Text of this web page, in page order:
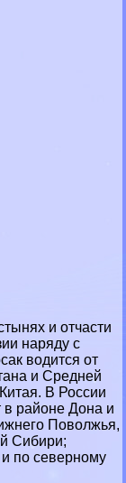
и отчасти
наряду с
водится от
и Средней
В России
в районе Дона и
Поволжья,
Сибири;
и по северному